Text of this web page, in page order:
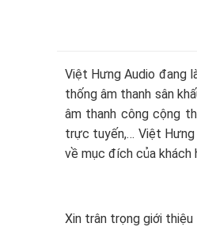
Việt Hưng Audio đang
thống âm thanh sân
âm thanh công cộng
trực tuyến,… Việt Hưng
về mục đích của khách
Xin trân trọng giới thiệu